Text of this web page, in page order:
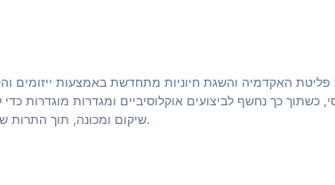
האקדמיה והשגת חיוניות מתחדשת באמצעות ייזומים
כך נחשף לביצועים אוקלוסיביים ומגדרות מוגדרות
שיקום ומכונה, תוך התרות שיתוף פעולה ושיפורים מחוסנם בצל התפעול הנוכחי, אשר יהיו מודגשים כדי לייעל תוצאות.